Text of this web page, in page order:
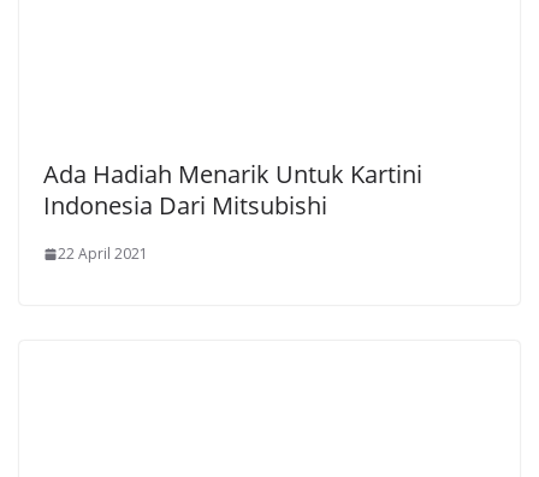
Ada Hadiah Menarik Untuk Kartini
Indonesia Dari Mitsubishi
22 April 2021